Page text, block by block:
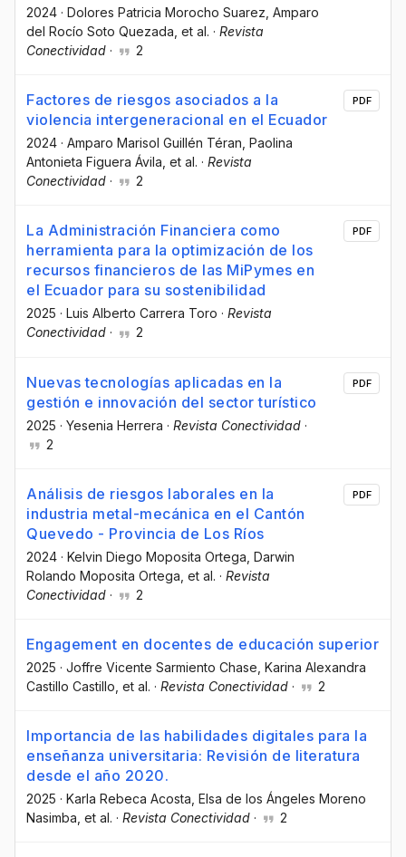
2024 · Dolores Patricia Morocho Suarez , Amparo
del Rocío Soto Quezada , et al. · Revista
Conectividad · 2
Factores de riesgos asociados a la
violencia intergeneracional en el Ecuador
2024 · Amparo Marisol Guillén Téran , Paolina
Antonieta Figuera Ávila , et al. · Revista
Conectividad · 2
PDF
La Administración Financiera como
herramienta para la optimización de los
recursos financieros de las MiPymes en
el Ecuador para su sostenibilidad
2025 · Luis Alberto Carrera Toro · Revista
Conectividad · 2
PDF
Nuevas tecnologías aplicadas en la
gestión e innovación del sector turístico
2025 · Yesenia Herrera · Revista Conectividad ·
2
PDF
Análisis de riesgos laborales en la
industria metal-mecánica en el Cantón
Quevedo - Provincia de Los Ríos
2024 · Kelvin Diego Moposita Ortega , Darwin
Rolando Moposita Ortega , et al. · Revista
Conectividad · 2
PDF
Engagement en docentes de educación superior
2025 · Joffre Vicente Sarmiento Chase , Karina Alexandra
Castillo Castillo , et al. · Revista Conectividad · 2
Importancia de las habilidades digitales para la
enseñanza universitaria: Revisión de literatura
desde el año 2020.
2025 · Karla Rebeca Acosta , Elsa de los Ángeles Moreno
Nasimba , et al. · Revista Conectividad · 2